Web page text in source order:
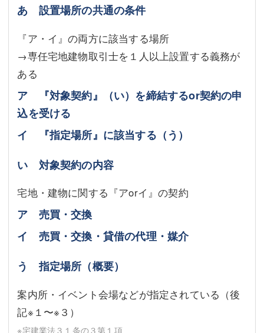
あ 設置場所の共通の条件
『ア・イ』の両方に該当する場所
→専任宅地建物取引士を１人以上設置する義務が
ある
ア 『対象契約』（い）を締結するor契約の申
込を受ける
イ 『指定場所』に該当する（う）
い 対象契約の内容
宅地・建物に関する『アorイ』の契約
ア 売買・交換
イ 売買・交換・貸借の代理・媒介
う 指定場所（概要）
案内所・イベント会場などが指定されている（後
記※１〜※３）
※宅建業法３１条の３第１項